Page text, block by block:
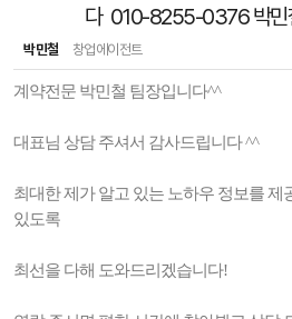
다 010-8255-0376 박민
박민철 창업에이전트
계약전문 박민철 팀장입니다^^
대표님 상담 주셔서 감사드립니다 ^^
최대한 제가 알고 있는 노하우 정보를
있도록
최선을 다해 도와드리겠습니다!